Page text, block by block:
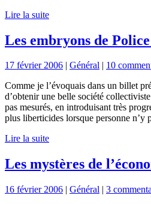
Lire la suite
Les embryons de
17 février 2006 Général
10
Comme je l’évoquais dans un billet
d’obtenir une belle société
pas mesurés, en introduisant très
plus liberticides lorsque personne n’y
Lire la suite
Les mystères de
16 février 2006 | Général | 3